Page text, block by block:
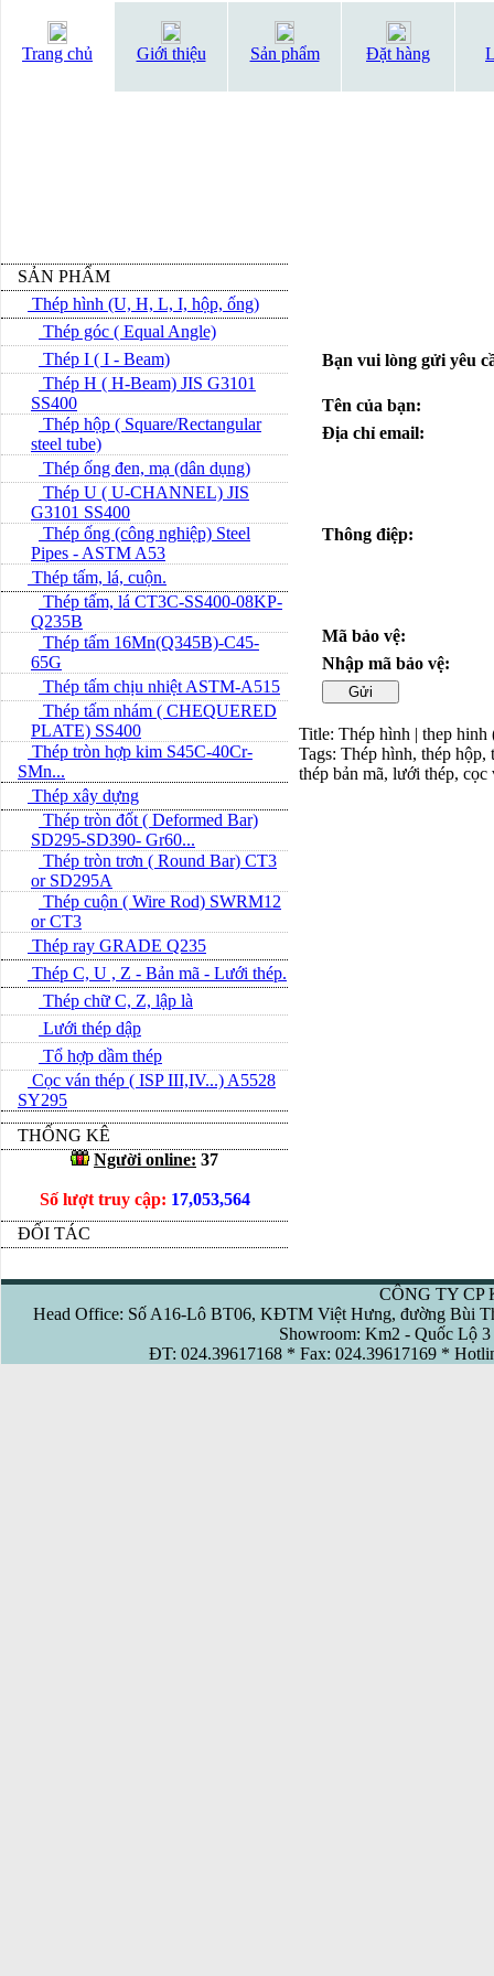
Trang chủ Giới thiệu Sản phẩm Đặt hàng
SẢN PHẨM
Thép hình (U, H, L, I, hộp, ống)
Thép góc ( Equal Angle)
Thép I ( I - Beam)
Thép H ( H-Beam) JIS G3101
SS400
Thép hộp ( Square/Rectangular
steel tube)
Thép ống đen, mạ (dân dụng)
Thép U ( U-CHANNEL) JIS
G3101 SS400
Thép ống (công nghiệp) Steel
Pipes - ASTM A53
Thép tấm, lá, cuộn.
Thép tấm, lá CT3C-SS400-08KP-
Q235B
Thép tấm 16Mn(Q345B)-C45-
65G
Thép tấm chịu nhiệt ASTM-A515
Thép tấm nhám ( CHEQUERED
PLATE) SS400
Thép tròn hợp kim S45C-40Cr-
SMn...
Thép xây dựng
Thép tròn đốt ( Deformed Bar)
SD295-SD390- Gr60...
Thép tròn trơn ( Round Bar) CT3
or SD295A
Thép cuộn ( Wire Rod) SWRM12
or CT3
Thép ray GRADE Q235
Thép C, U , Z - Bản mã - L­ưới thép.
Thép chữ C, Z, lập là
Lưới thép dập
Tổ hợp dầm thép
Cọc ván thép ( ISP III,IV...) A5528
SY295
THỐNG KÊ
Người online: 37
Số lượt truy cập: 17,053,564
ĐỐI TÁC
Bạn vui lòng gửi yêu
Tên của bạn:
Địa chỉ email:
Thông điệp:
Mã bảo vệ:
Nhập mã bảo vệ:
Title: Thép hình | thep
Tags: Thép hình, thép hộp,
thép bản mã, lưới thép, cọc
CÔNG TY CP
Head Office: Số A16-Lô BT06, KĐTM Việt Hưng, đường Bùi
Showroom: Km2 - Quốc Lộ
ĐT: 024.39617168 * Fax: 024.39617169 *